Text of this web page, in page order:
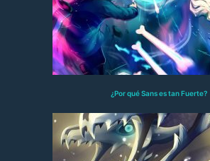
¿Por qué Sans es tan Fuerte?